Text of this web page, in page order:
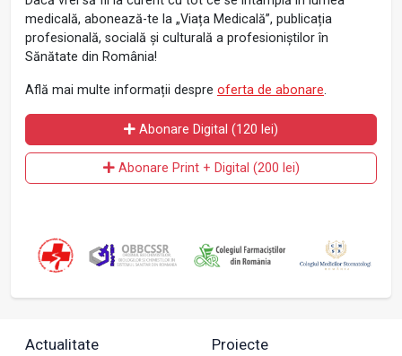
medicală, abonează-te la „Viața Medicală”, publicația
profesională, socială și culturală a profesioniștilor în
Sănătate din România!
Află mai multe informații despre oferta de abonare.
Abonare Digital (120 lei)
Abonare Print + Digital (200 lei)
Actualitate Proiecte